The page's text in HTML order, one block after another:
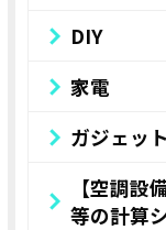
DIY
家電
ガジェット
【空調設
等の計算